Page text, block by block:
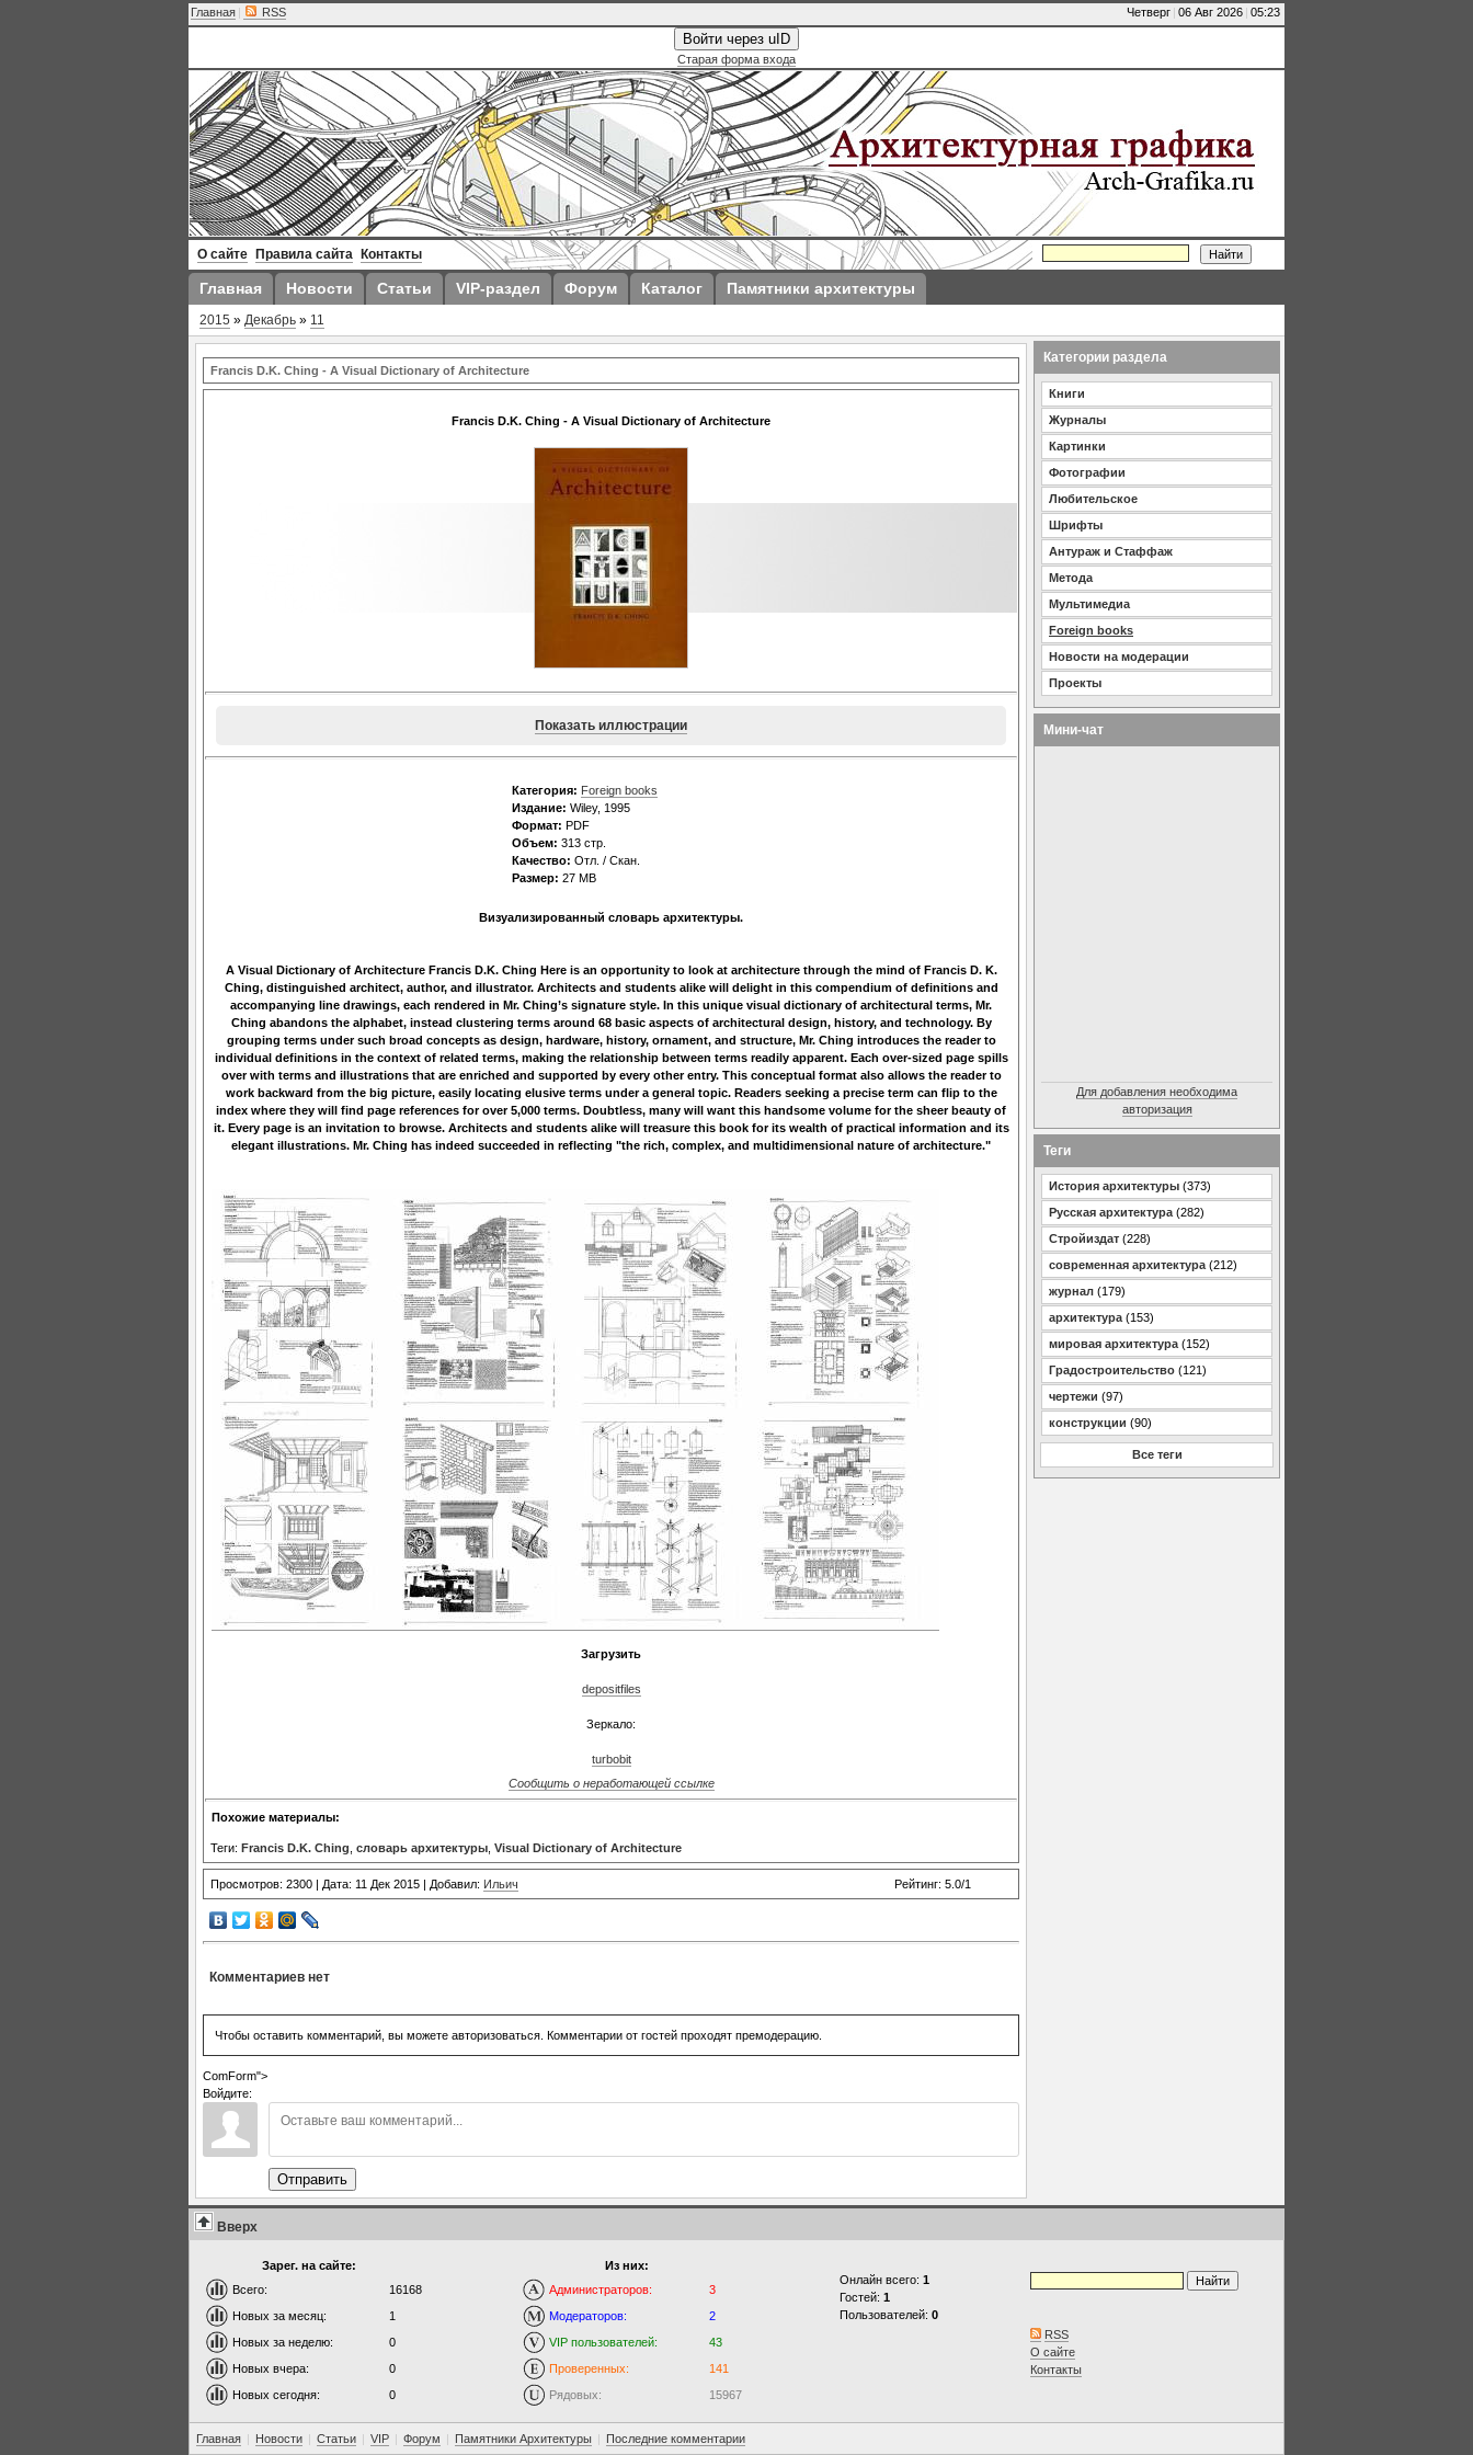
Четверг | 06 Авг 2026 | 05:23
Главная | RSS
Войти через uID
Старая форма входа
О сайте Правила сайта Контакты
Главная Новости Статьи VIP-раздел Форум Каталог Памятники архитектуры
2015 » Декабрь » 11
Francis D.K. Ching - A Visual Dictionary of Architecture
Francis D.K. Ching - A Visual Dictionary of Architecture
Показать иллюстрации
Категория: Foreign books
Издание: Wiley, 1995
Формат: PDF
Объем: 313 стр.
Качество: Отл. / Скан.
Размер: 27 MB
Визуализированный словарь архитектуры.
A Visual Dictionary of Architecture Francis D.K. Ching Here is an opportunity to look at architecture through the mind of Francis D. K.
Ching, distinguished architect, author, and illustrator. Architects and students alike will delight in this compendium of definitions and
accompanying line drawings, each rendered in Mr. Ching’s signature style. In this unique visual dictionary of architectural terms, Mr.
Ching abandons the alphabet, instead clustering terms around 68 basic aspects of architectural design, history, and technology. By
grouping terms under such broad concepts as design, hardware, history, ornament, and structure, Mr. Ching introduces the reader to
individual definitions in the context of related terms, making the relationship between terms readily apparent. Each over-sized page spills
over with terms and illustrations that are enriched and supported by every other entry. This conceptual format also allows the reader to
work backward from the big picture, easily locating elusive terms under a general topic. Readers seeking a precise term can flip to the
index where they will find page references for over 5,000 terms. Doubtless, many will want this handsome volume for the sheer beauty of
it. Every page is an invitation to browse. Architects and students alike will treasure this book for its wealth of practical information and its
elegant illustrations. Mr. Ching has indeed succeeded in reflecting "the rich, complex, and multidimensional nature of architecture."
Загрузить
depositfiles
Зеркало:
turbobit
Сообщить о неработающей ссылке
Похожие материалы:
Теги: Francis D.K. Ching словарь архитектуры Visual Dictionary of Architecture
Просмотров: 2300 | Дата: 11 Дек 2015 | Добавил: Ильич Рейтинг: 5.0/1
Комментариев нет
Чтобы оставить комментарий, вы можете авторизоваться. Комментарии от гостей проходят премодерацию.
ComForm">
Войдите:
Отправить
Категории раздела
Книги
Журналы
Картинки
Фотографии
Любительское
Шрифты
Антураж и Стаффаж
Метода
Мультимедиа
Foreign books
Новости на модерации
Проекты
Мини-чат
Для добавления необходима
авторизация
Теги
История архитектуры (373)
Русская архитектура (282)
Стройиздат (228)
современная архитектура (212)
журнал (179)
архитектура (153)
мировая архитектура (152)
Градостроительство (121)
чертежи (97)
конструкции (90)
Все теги
Вверх
Зарег. на сайте:
Всего:
16168
Новых за месяц:
1
Новых за неделю:
0
Новых вчера:
0
Новых сегодня:
0
Из них:
Администраторов:
3
Модераторов:
2
VIP пользователей:
43
Проверенных:
141
Рядовых:
15967
Онлайн всего: 1
Гостей: 1
Пользователей: 0
RSS
О сайте
Контакты
Главная | Новости | Статьи | VIP | Форум | Памятники Архитектуры | Последние комментарии